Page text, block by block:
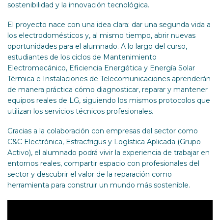
sostenibilidad y la innovación tecnológica.
El proyecto nace con una idea clara: dar una segunda vida a
los electrodomésticos y, al mismo tiempo, abrir nuevas
oportunidades para el alumnado. A lo largo del curso,
estudiantes de los ciclos de Mantenimiento
Electromecánico, Eficiencia Energética y Energía Solar
Térmica e Instalaciones de Telecomunicaciones aprenderán
de manera práctica cómo diagnosticar, reparar y mantener
equipos reales de LG, siguiendo los mismos protocolos que
utilizan los servicios técnicos profesionales.
Gracias a la colaboración con empresas del sector como
C&C Electrónica, Estracfrigus y Logística Aplicada (Grupo
Activo), el alumnado podrá vivir la experiencia de trabajar en
entornos reales, compartir espacio con profesionales del
sector y descubrir el valor de la reparación como
herramienta para construir un mundo más sostenible.